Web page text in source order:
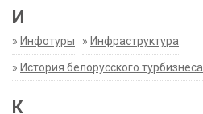
И
» Инфотуры » Инфраструктура
» История белорусского турбизнеса
К